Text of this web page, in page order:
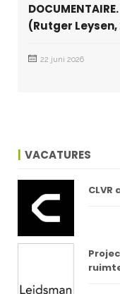
(Rutger Leysen,
22 juni 2026
VACATURES